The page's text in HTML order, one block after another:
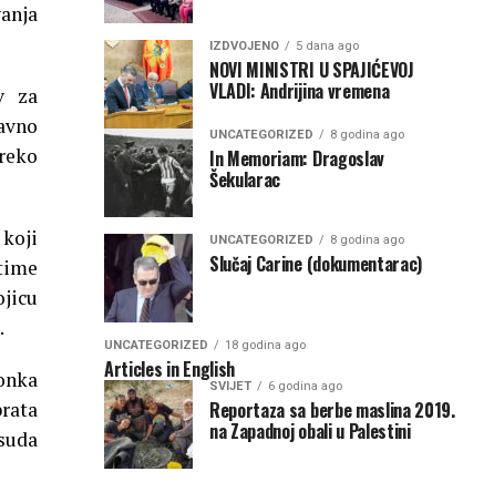
za
koji
IZDVOJENO 5 dana ago
NOVI MINISTRI U SPAJIĆEVOJ
VLADI: Andrijina vremena
UNCATEGORIZED 8 godina ago
In Memoriam: Dragoslav
Šekularac
UNCATEGORIZED 8 godina ago
Slučaj Carine (dokumentarac)
UNCATEGORIZED 18 godina ago
Articles in English
SVIJET 6 godina ago
Reportaza sa berbe maslina 2019.
na Zapadnoj obali u Palestini